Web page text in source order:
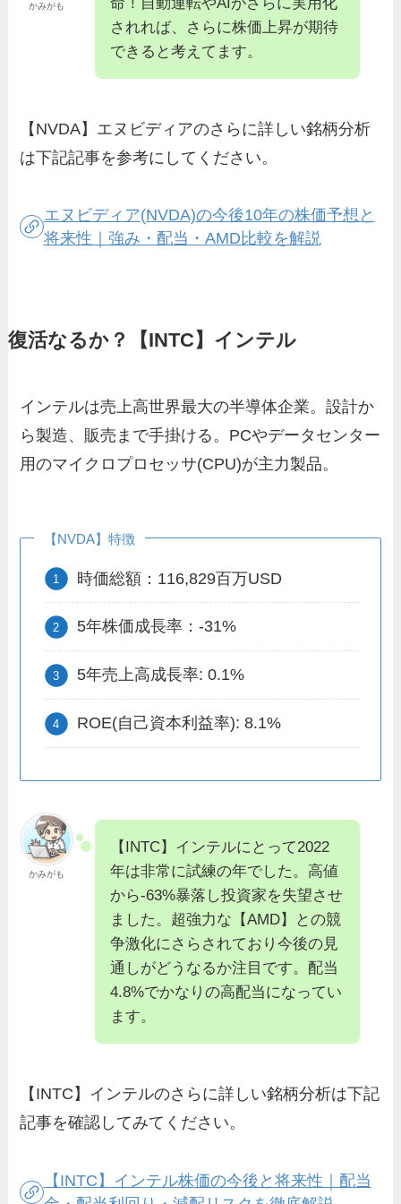
かみがも
されれば、さらに株価上昇が期待
できると考えてます。
【NVDA】エヌビディアのさらに詳しい銘柄分析
は下記記事を参考にしてください。
エヌビディア(NVDA)の今後10年の株価予想と
将来性｜強み・配当・AMD比較を解説
復活なるか？【INTC】インテル
インテルは売上高世界最大の半導体企業。設計か
ら製造、販売まで手掛ける。PCやデータセンター
用のマイクロプロセッサ(CPU)が主力製品。
【NVDA】特徴
時価総額：116,829百万USD
5年株価成長率：-31%
5年売上高成長率: 0.1%
ROE(自己資本利益率): 8.1%
かみがも
【INTC】インテルにとって2022
年は非常に試練の年でした。高値
から-63%暴落し投資家を失望させ
ました。超強力な【AMD】との競
争激化にさらされており今後の見
通しがどうなるか注目です。配当
4.8%でかなりの高配当になってい
ます。
【INTC】インテルのさらに詳しい銘柄分析は下記
記事を確認してみてください。
【INTC】インテル株価の今後と将来性｜配当